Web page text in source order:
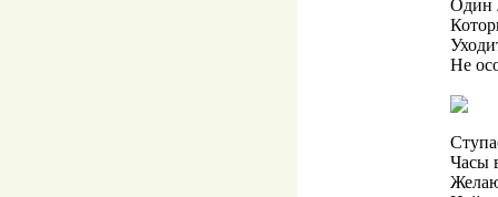
Один
Не
Часы